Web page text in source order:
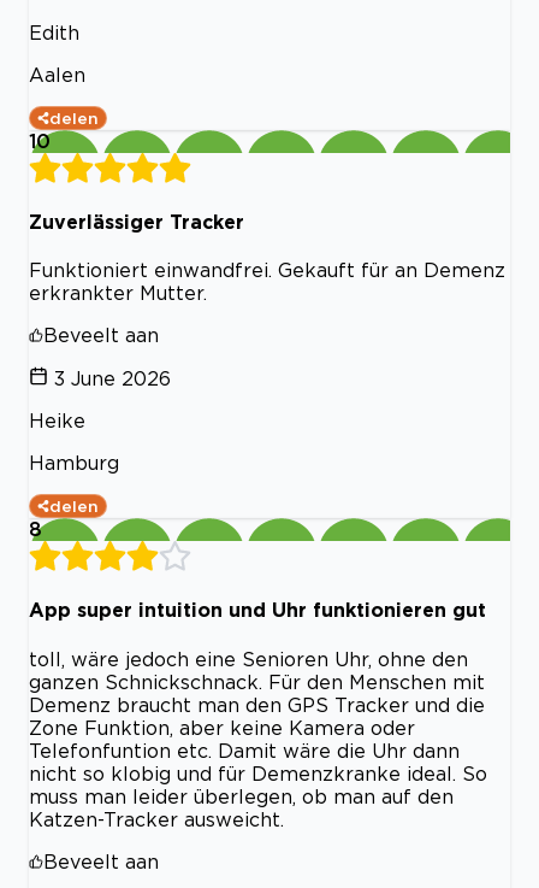
Edith
Aalen
delen
10
Zuverlässiger Tracker
Funktioniert einwandfrei. Gekauft für an Demenz
erkrankter Mutter.
Beveelt aan
3 June 2026
Heike
Hamburg
delen
8
App super intuition und Uhr funktionieren gut
toll, wäre jedoch eine Senioren Uhr, ohne den
ganzen Schnickschnack. Für den Menschen mit
Demenz braucht man den GPS Tracker und die
Zone Funktion, aber keine Kamera oder
Telefonfuntion etc. Damit wäre die Uhr dann
nicht so klobig und für Demenzkranke ideal. So
muss man leider überlegen, ob man auf den
Katzen-Tracker ausweicht.
Beveelt aan